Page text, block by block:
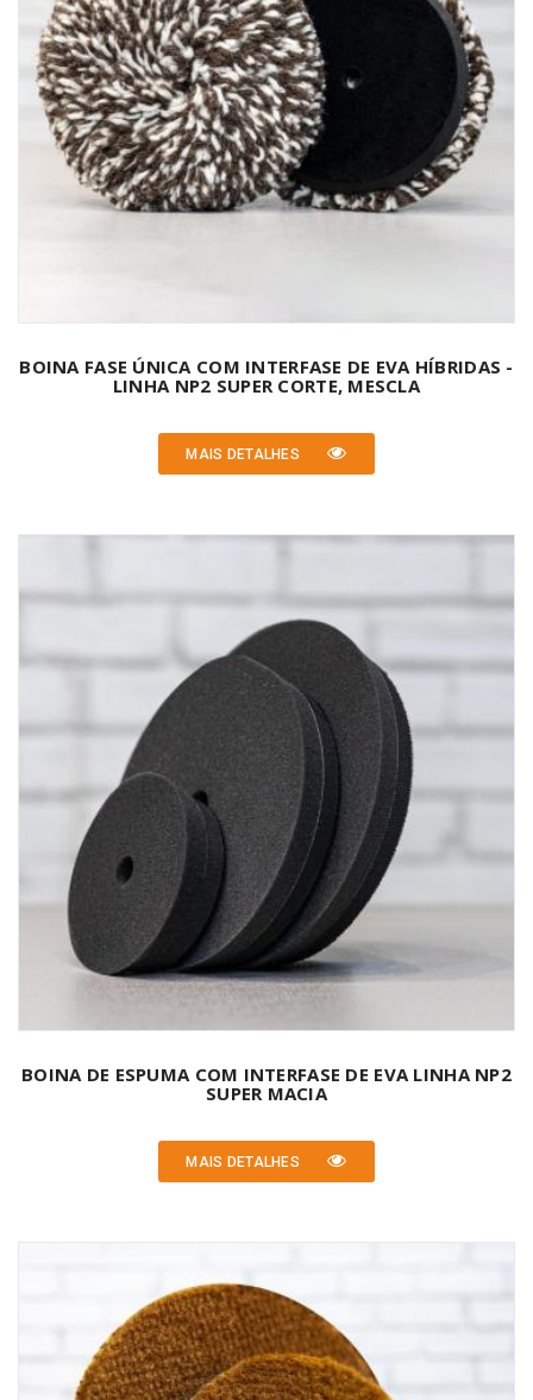
BOINA FASE ÚNICA COM INTERFASE DE EVA HÍBRIDAS -
LINHA NP2 SUPER CORTE, MESCLA
MAIS DETALHES
BOINA DE ESPUMA COM INTERFASE DE EVA LINHA NP2
SUPER MACIA
MAIS DETALHES